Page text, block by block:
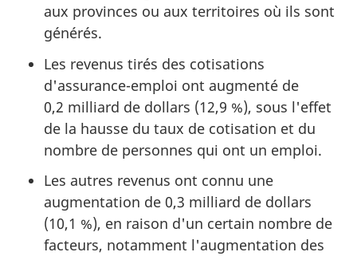
aux provinces ou aux territoires où ils sont
générés.
Les revenus tirés des cotisations
d'assurance-emploi ont augmenté de
0,2 milliard de dollars (12,9 %), sous l'effet
de la hausse du taux de cotisation et du
nombre de personnes qui ont un emploi.
Les autres revenus ont connu une
augmentation de 0,3 milliard de dollars
(10,1 %), en raison d'un certain nombre de
facteurs, notamment l'augmentation des